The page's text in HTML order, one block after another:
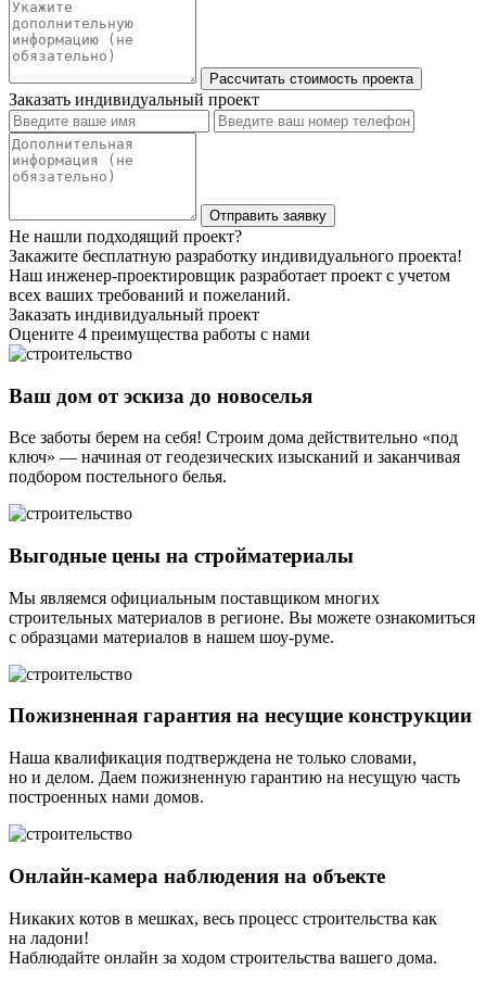
Заказать индивидуальный проект
Не нашли подходящий проект?
Закажите бесплатную разработку индивидуального проекта!
Наш инженер-проектировщик разработает проект с учетом
всех ваших требований и пожеланий.
Заказать индивидуальный проект
Оцените 4 преимущества работы с нами
Ваш дом от эскиза до новоселья
Все заботы берем на себя! Строим дома действительно «под
ключ» — начиная от геодезических изысканий и заканчивая
подбором постельного белья.
Выгодные цены на стройматериалы
Мы являемся официальным поставщиком многих
строительных материалов в регионе. Вы можете ознакомиться
с образцами материалов в нашем шоу-руме.
Пожизненная гарантия на несущие конструкции
Наша квалификация подтверждена не только словами,
но и делом. Даем пожизненную гарантию на несущую часть
построенных нами домов.
Онлайн-камера наблюдения на объекте
Никаких котов в мешках, весь процесс строительства как
на ладони!
Наблюдайте онлайн за ходом строительства вашего дома.